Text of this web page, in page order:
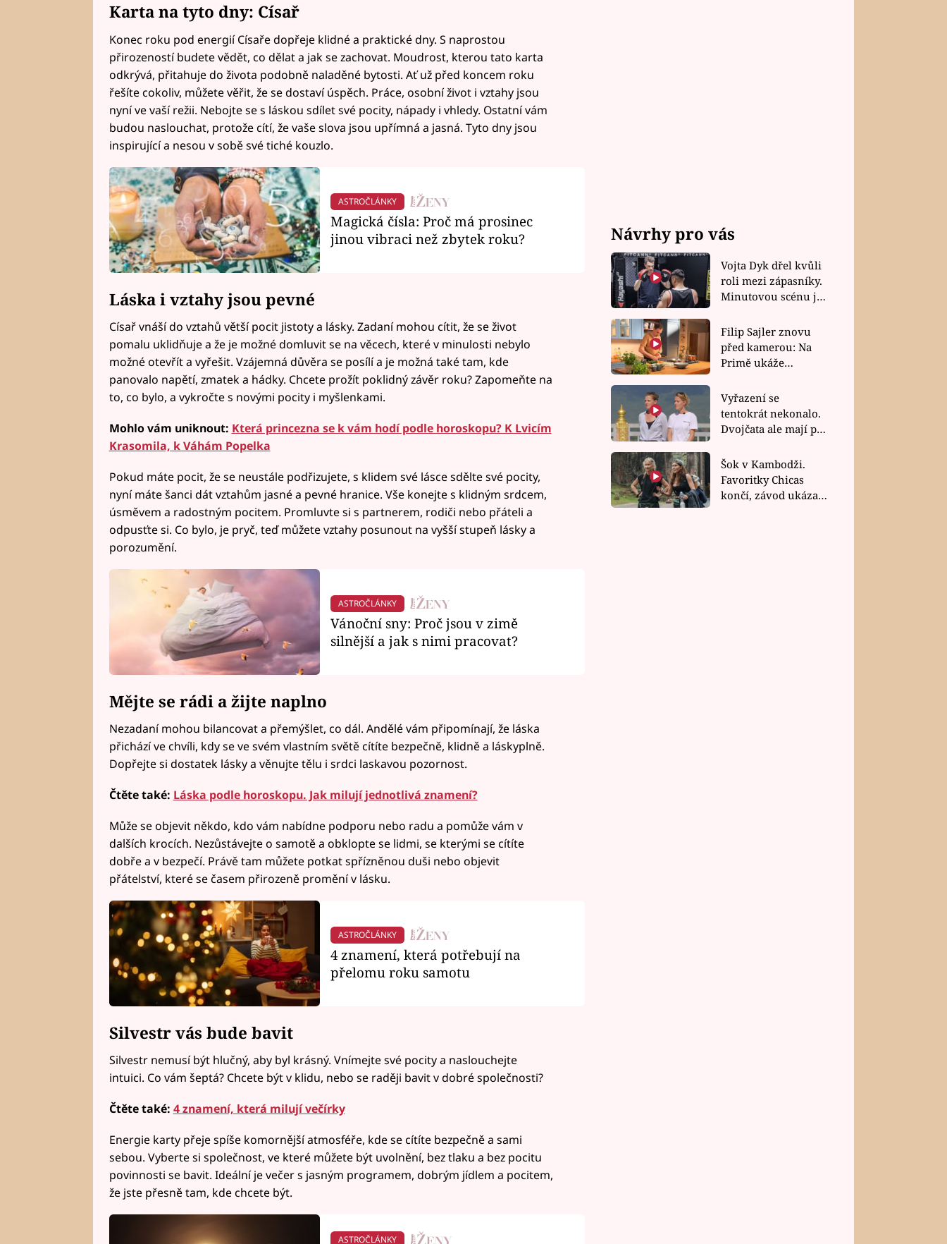
Karta na tyto dny: Císař
Konec roku pod energií Císaře dopřeje klidné a praktické dny. S naprostou
přirozeností budete vědět, co dělat a jak se zachovat. Moudrost, kterou tato karta
odkrývá, přitahuje do života podobně naladěné bytosti. Ať už před koncem roku
řešíte cokoliv, můžete věřit, že se dostaví úspěch. Práce, osobní život i vztahy jsou
nyní ve vaší režii. Nebojte se s láskou sdílet své pocity, nápady i vhledy. Ostatní vám
budou naslouchat, protože cítí, že vaše slova jsou upřímná a jasná. Tyto dny jsou
inspirující a nesou v sobě své tiché kouzlo.
ASTROČLÁNKY
Magická čísla: Proč má prosinec
jinou vibraci než zbytek roku?
Láska i vztahy jsou pevné
Císař vnáší do vztahů větší pocit jistoty a lásky. Zadaní mohou cítit, že se život
pomalu uklidňuje a že je možné domluvit se na věcech, které v minulosti nebylo
možné otevřít a vyřešit. Vzájemná důvěra se posílí a je možná také tam, kde
panovalo napětí, zmatek a hádky. Chcete prožít poklidný závěr roku? Zapomeňte na
to, co bylo, a vykročte s novými pocity i myšlenkami.
Mohlo vám uniknout: Která princezna se k vám hodí podle horoskopu? K Lvicím
Krasomila, k Váhám Popelka
Pokud máte pocit, že se neustále podřizujete, s klidem své lásce sdělte své pocity,
nyní máte šanci dát vztahům jasné a pevné hranice. Vše konejte s klidným srdcem,
úsměvem a radostným pocitem. Promluvte si s partnerem, rodiči nebo přáteli a
odpusťte si. Co bylo, je pryč, teď můžete vztahy posunout na vyšší stupeň lásky a
porozumění.
ASTROČLÁNKY
Vánoční sny: Proč jsou v zimě
silnější a jak s nimi pracovat?
Mějte se rádi a žijte naplno
Nezadaní mohou bilancovat a přemýšlet, co dál. Andělé vám připomínají, že láska
přichází ve chvíli, kdy se ve svém vlastním světě cítíte bezpečně, klidně a láskyplně.
Dopřejte si dostatek lásky a věnujte tělu i srdci laskavou pozornost.
Čtěte také: Láska podle horoskopu. Jak milují jednotlivá znamení?
Může se objevit někdo, kdo vám nabídne podporu nebo radu a pomůže vám v
dalších krocích. Nezůstávejte o samotě a obklopte se lidmi, se kterými se cítíte
dobře a v bezpečí. Právě tam můžete potkat spřízněnou duši nebo objevit
přátelství, které se časem přirozeně promění v lásku.
ASTROČLÁNKY
4 znamení, která potřebují na
přelomu roku samotu
Silvestr vás bude bavit
Silvestr nemusí být hlučný, aby byl krásný. Vnímejte své pocity a naslouchejte
intuici. Co vám šeptá? Chcete být v klidu, nebo se raději bavit v dobré společnosti?
Čtěte také: 4 znamení, která milují večírky
Energie karty přeje spíše komornější atmosféře, kde se cítíte bezpečně a sami
sebou. Vyberte si společnost, ve které můžete být uvolnění, bez tlaku a bez pocitu
povinnosti se bavit. Ideální je večer s jasným programem, dobrým jídlem a pocitem,
že jste přesně tam, kde chcete být.
ASTROČLÁNKY
Návrhy pro vás
Vojta Dyk dřel kvůli
roli mezi zápasníky.
Minutovou scénu jel
Filip Sajler znovu
před kamerou: Na
Primě ukáže
rychlé recepty
Vyřazení se
tentokrát nekonalo.
Dvojčata ale mají po
závodu nůž na krku
Šok v Kambodži.
Favoritky Chicas
končí, závod ukázal